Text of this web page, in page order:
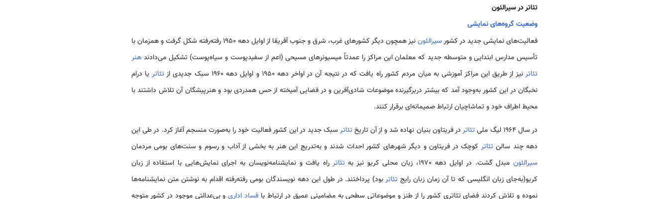
تئاتر در سیرالئون
وضعیت گروه‌های نمایشی
فعالیت‌های نمایشی جدید در کشورسیرالئون
نیز همچون دیگر کشورهای غرب، شرق و جنوب آفریقا از اوایل دهه 1950 رفته‌رفته شکل گرفت و همزمان با
تأسیس مدارس ابتدایی و متوسطه جدید که معلمان این مراکز را عمدتاً میسیونرهای مسیحی (اعم از سفیدپوست و سیاه‌پوست) تشکیل می‌دادند هنر
تئاترنیز از طریق این مراکز آموزشی به میان مردم کشور راه یافت که در نتیجه آن در اواخر دهه 1950 و اوایل دهه 1960 سبک جدیدی از تئاتر یا درام
نخبگان در این کشور به‌وجود آمد که بیشتر دربرگیرنده موضوعات شادی‌آفرین و در فضایی آمیخته از حس همدردی بود و هنرپیشگان آن تلاش داشتند با
محیط اطراف خود و تماشاچیان ارتباط صمیمانه‌ای برقرار کنند.
در سال 1964 لیگ ملی تئاتردر فریتاون بنیان نهاده شد و از آن تاریخ تئاتر سبک جدید در این کشور فعالیت خود را به‌صورت منسجم آغاز کرد. در طی این
دهه چند سالن تئاتر کوچک در فریتاون و دیگر شهرهای کشور احداث شدند و به‌تدریج این هنر به بخشی از آداب و رسوم و سنت‌های بومی مردمان
سیرالئونمبدل گشت. در اوایل دهه 1970، زبان محلی کریو نیز به تئاتر راه یافت و نمایشنامه‌نویسان به اجرای نمایش‌هایی با استفاده از زبان
کریو(به‌جای زبان انگلیسی که تا آن زمان زبان رایج تئاتربود) پرداختند. در طول این دهه نویسندگان بومی رفته‌رفته اقدام به نوشتن متن نمایشنامه‌ها
نموده و تلاش کردند فضای تئاتری کشور را از طنز و موضوعاتی سطحی به مضامینی عمیق در ارتباط با فساد اداریو بی‌عدالتی موجود در کشور متوجه